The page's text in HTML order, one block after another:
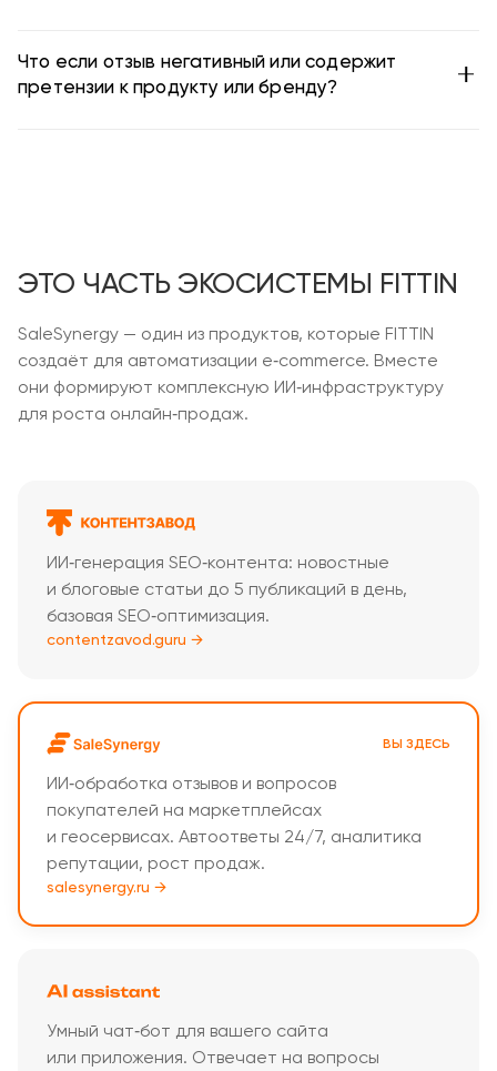
Что если отзыв негативный или содержит
претензии к продукту или бренду?
ЭТО ЧАСТЬ ЭКОСИСТЕМЫ FITTIN
SaleSynergy — один из продуктов, которые FITTIN
создаёт для автоматизации e‑commerce. Вместе
они формируют комплексную ИИ‑инфраструктуру
для роста онлайн‑продаж.
ИИ‑генерация SEO‑контента: новостные
и блоговые статьи до 5 публикаций в день,
базовая SEO‑оптимизация.
contentzavod.guru →
ВЫ ЗДЕСЬ
ИИ‑обработка отзывов и вопросов
покупателей на маркетплейсах
и геосервисах. Автоответы 24/7, аналитика
репутации, рост продаж.
salesynergy.ru →
Умный чат‑бот для вашего сайта
или приложения. Отвечает на вопросы